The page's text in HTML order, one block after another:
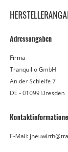
Adressangaben
Firma
Tranquillo GmbH
An der Schleife 7
DE - 01099 Dresden
E-Mail: